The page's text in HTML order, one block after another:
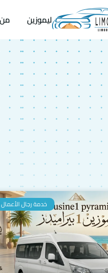
ليموزين
خدمة رجال الأعمال VIP